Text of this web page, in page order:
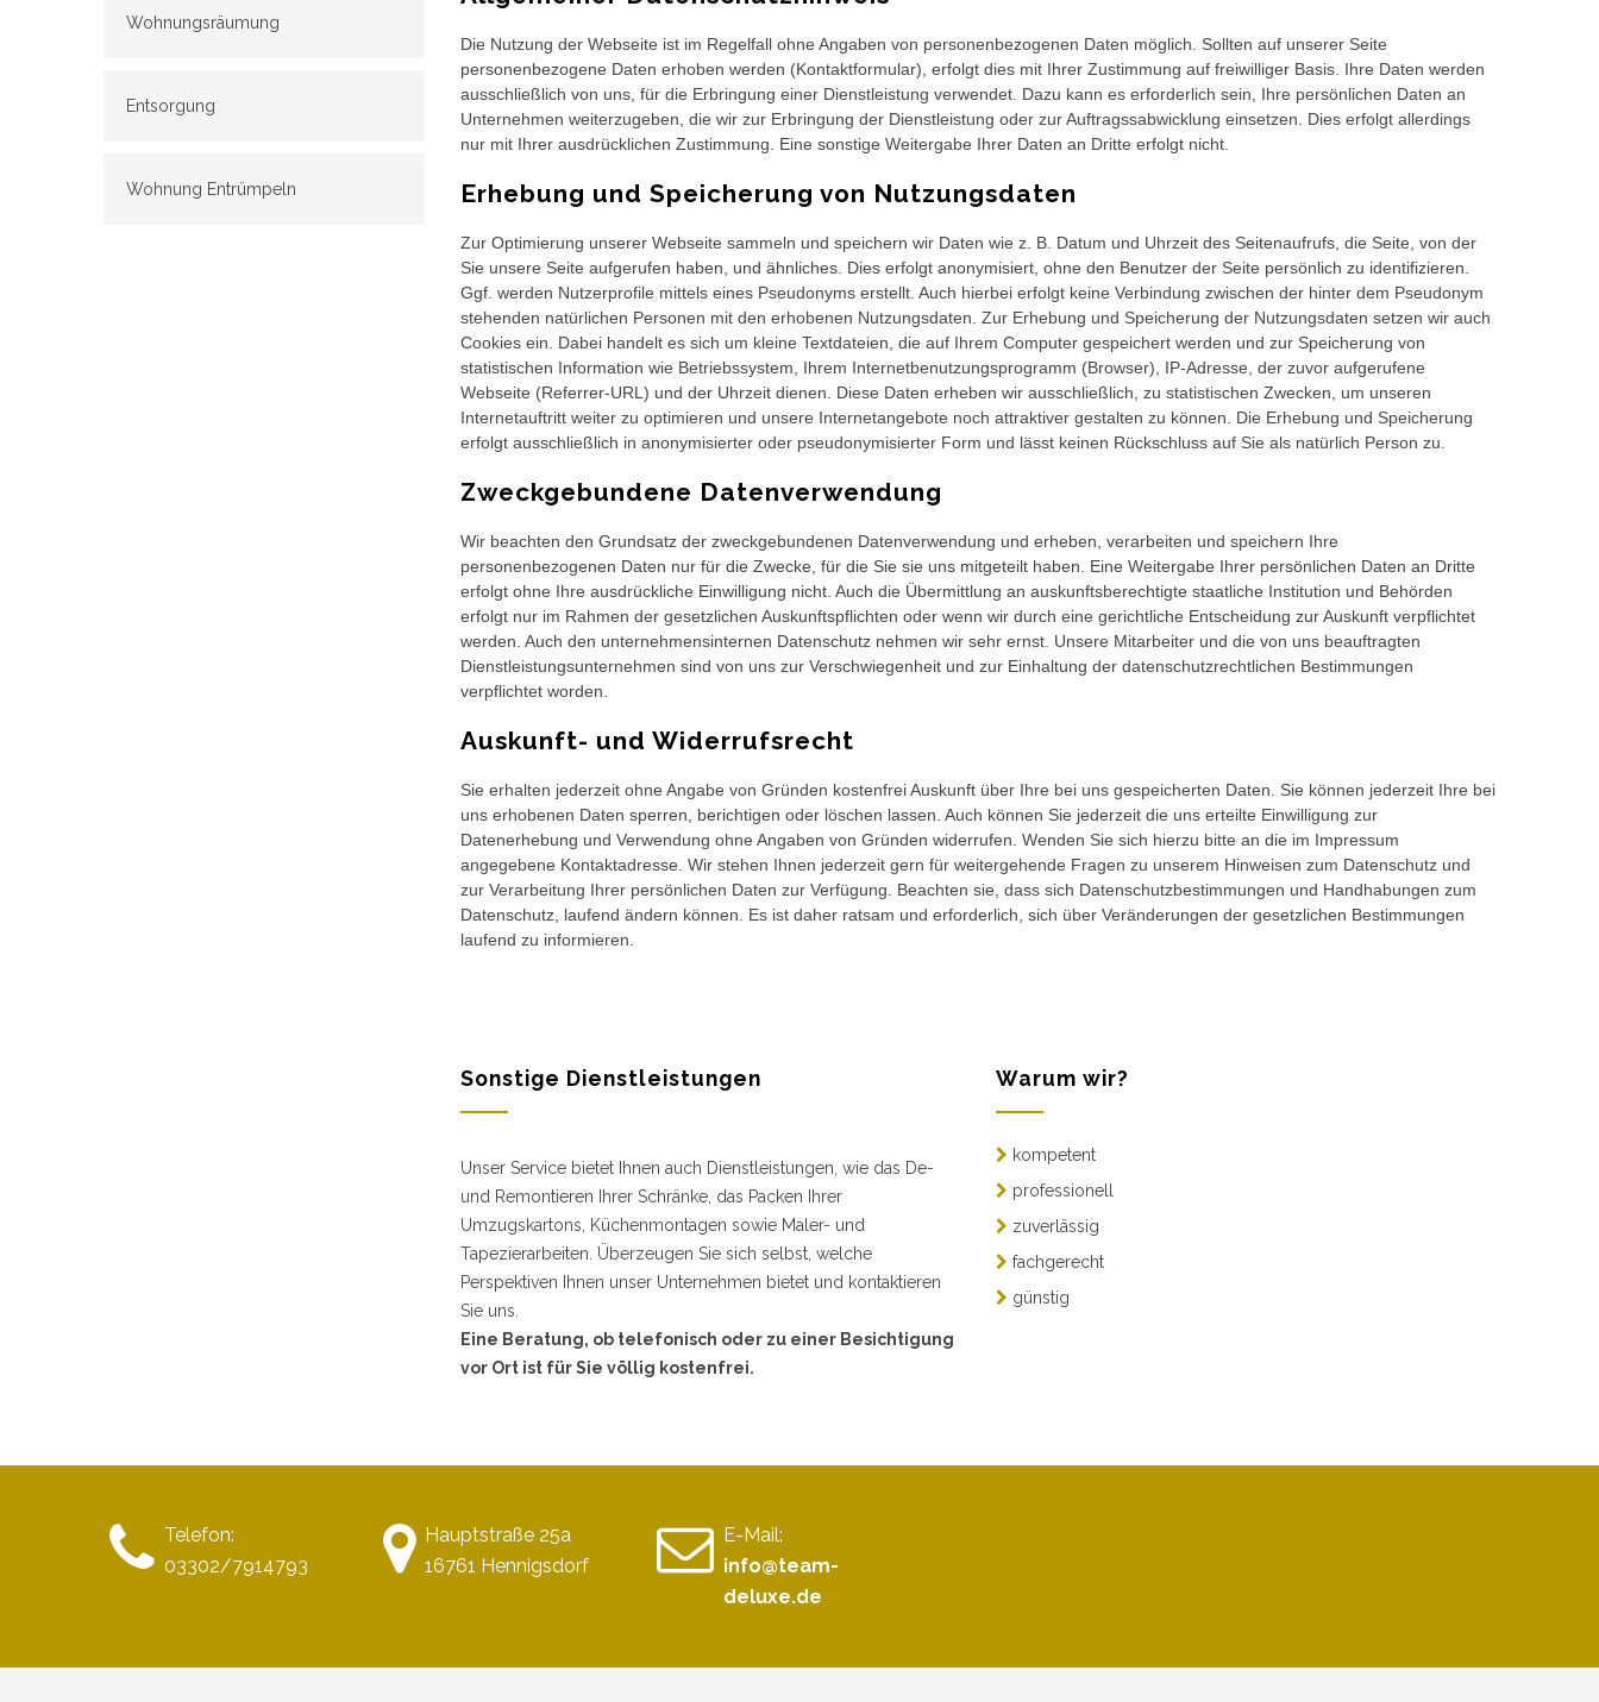
Wohnungsräumung
Entsorgung
Wohnung Entrümpeln
Die Nutzung der Webseite ist im Regelfall ohne Angaben von personenbezogenen Daten möglich. Sollten auf unserer Seite
personenbezogene Daten erhoben werden (Kontaktformular), erfolgt dies mit Ihrer Zustimmung auf freiwilliger Basis. Ihre Daten werden
ausschließlich von uns, für die Erbringung einer Dienstleistung verwendet. Dazu kann es erforderlich sein, Ihre persönlichen Daten an
Unternehmen weiterzugeben, die wir zur Erbringung der Dienstleistung oder zur Auftragssabwicklung einsetzen. Dies erfolgt allerdings
nur mit Ihrer ausdrücklichen Zustimmung. Eine sonstige Weitergabe Ihrer Daten an Dritte erfolgt nicht.
Erhebung und Speicherung von Nutzungsdaten
Zur Optimierung unserer Webseite sammeln und speichern wir Daten wie z. B. Datum und Uhrzeit des Seitenaufrufs, die Seite, von der
Sie unsere Seite aufgerufen haben, und ähnliches. Dies erfolgt anonymisiert, ohne den Benutzer der Seite persönlich zu identifizieren.
Ggf. werden Nutzerprofile mittels eines Pseudonyms erstellt. Auch hierbei erfolgt keine Verbindung zwischen der hinter dem Pseudonym
stehenden natürlichen Personen mit den erhobenen Nutzungsdaten. Zur Erhebung und Speicherung der Nutzungsdaten setzen wir auch
Cookies ein. Dabei handelt es sich um kleine Textdateien, die auf Ihrem Computer gespeichert werden und zur Speicherung von
statistischen Information wie Betriebssystem, Ihrem Internetbenutzungsprogramm (Browser), IP-Adresse, der zuvor aufgerufene
Webseite (Referrer-URL) und der Uhrzeit dienen. Diese Daten erheben wir ausschließlich, zu statistischen Zwecken, um unseren
Internetauftritt weiter zu optimieren und unsere Internetangebote noch attraktiver gestalten zu können. Die Erhebung und Speicherung
erfolgt ausschließlich in anonymisierter oder pseudonymisierter Form und lässt keinen Rückschluss auf Sie als natürlich Person zu.
Zweckgebundene Datenverwendung
Wir beachten den Grundsatz der zweckgebundenen Datenverwendung und erheben, verarbeiten und speichern Ihre
personenbezogenen Daten nur für die Zwecke, für die Sie sie uns mitgeteilt haben. Eine Weitergabe Ihrer persönlichen Daten an Dritte
erfolgt ohne Ihre ausdrückliche Einwilligung nicht. Auch die Übermittlung an auskunftsberechtigte staatliche Institution und Behörden
erfolgt nur im Rahmen der gesetzlichen Auskunftspflichten oder wenn wir durch eine gerichtliche Entscheidung zur Auskunft verpflichtet
werden. Auch den unternehmensinternen Datenschutz nehmen wir sehr ernst. Unsere Mitarbeiter und die von uns beauftragten
Dienstleistungsunternehmen sind von uns zur Verschwiegenheit und zur Einhaltung der datenschutzrechtlichen Bestimmungen
verpflichtet worden.
Auskunft- und Widerrufsrecht
Sie erhalten jederzeit ohne Angabe von Gründen kostenfrei Auskunft über Ihre bei uns gespeicherten Daten. Sie können jederzeit Ihre bei
uns erhobenen Daten sperren, berichtigen oder löschen lassen. Auch können Sie jederzeit die uns erteilte Einwilligung zur
Datenerhebung und Verwendung ohne Angaben von Gründen widerrufen. Wenden Sie sich hierzu bitte an die im Impressum
angegebene Kontaktadresse. Wir stehen Ihnen jederzeit gern für weitergehende Fragen zu unserem Hinweisen zum Datenschutz und
zur Verarbeitung Ihrer persönlichen Daten zur Verfügung. Beachten sie, dass sich Datenschutzbestimmungen und Handhabungen zum
Datenschutz, laufend ändern können. Es ist daher ratsam und erforderlich, sich über Veränderungen der gesetzlichen Bestimmungen
laufend zu informieren.
Sonstige Dienstleistungen
Unser Service bietet Ihnen auch Dienstleistungen, wie das De-
und Remontieren Ihrer Schränke, das Packen Ihrer
Umzugskartons, Küchenmontagen sowie Maler- und
Tapezierarbeiten. Überzeugen Sie sich selbst, welche
Perspektiven Ihnen unser Unternehmen bietet und kontaktieren
Sie uns.
Eine Beratung, ob telefonisch oder zu einer Besichtigung
vor Ort ist für Sie völlig kostenfrei.
Warum wir?
kompetent
professionell
zuverlässig
fachgerecht
günstig
Telefon:
03302/7914793
Hauptstraße 25a
16761 Hennigsdorf
E-Mail:
info@team-
deluxe.de